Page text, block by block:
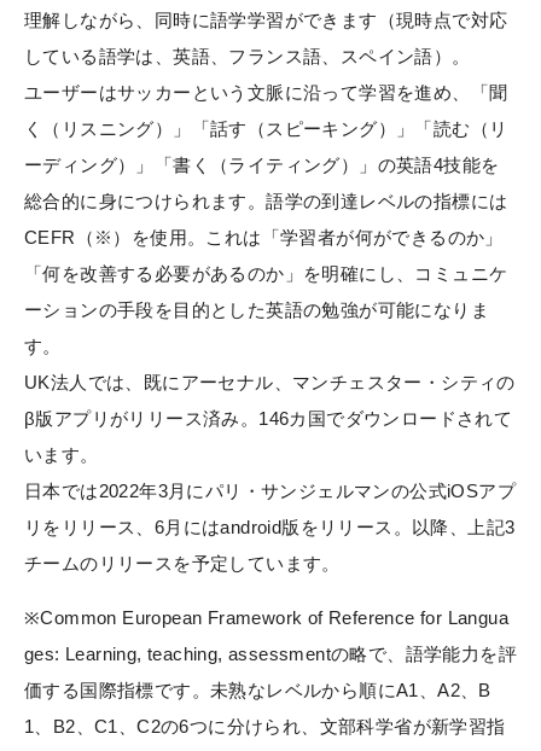
理解しながら、同時に語学学習ができます（現時点で対応
している語学は、英語、フランス語、スペイン語）。
ユーザーはサッカーという文脈に沿って学習を進め、「聞
く（リスニング）」「話す（スピーキング）」「読む（リ
ーディング）」「書く（ライティング）」の英語4技能を
総合的に身につけられます。語学の到達レベルの指標には
CEFR（※）を使用。これは「学習者が何ができるのか」
「何を改善する必要があるのか」を明確にし、コミュニケ
ーションの手段を目的とした英語の勉強が可能になりま
す。
UK法人では、既にアーセナル、マンチェスター・シティの
β版アプリがリリース済み。146カ国でダウンロードされて
います。
日本では2022年3月にパリ・サンジェルマンの公式iOSアプ
リをリリース、6月にはandroid版をリリース。以降、上記3
チームのリリースを予定しています。
※Common European Framework of Reference for Langua
ges: Learning, teaching, assessmentの略で、語学能力を評
価する国際指標です。未熟なレベルから順にA1、A2、B
1、B2、C1、C2の6つに分けられ、文部科学省が新学習指